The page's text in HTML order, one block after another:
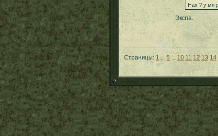
Нах ? у мя
Экспа.
Страницы: 1 ... 5 ... 10 11 12 13 14